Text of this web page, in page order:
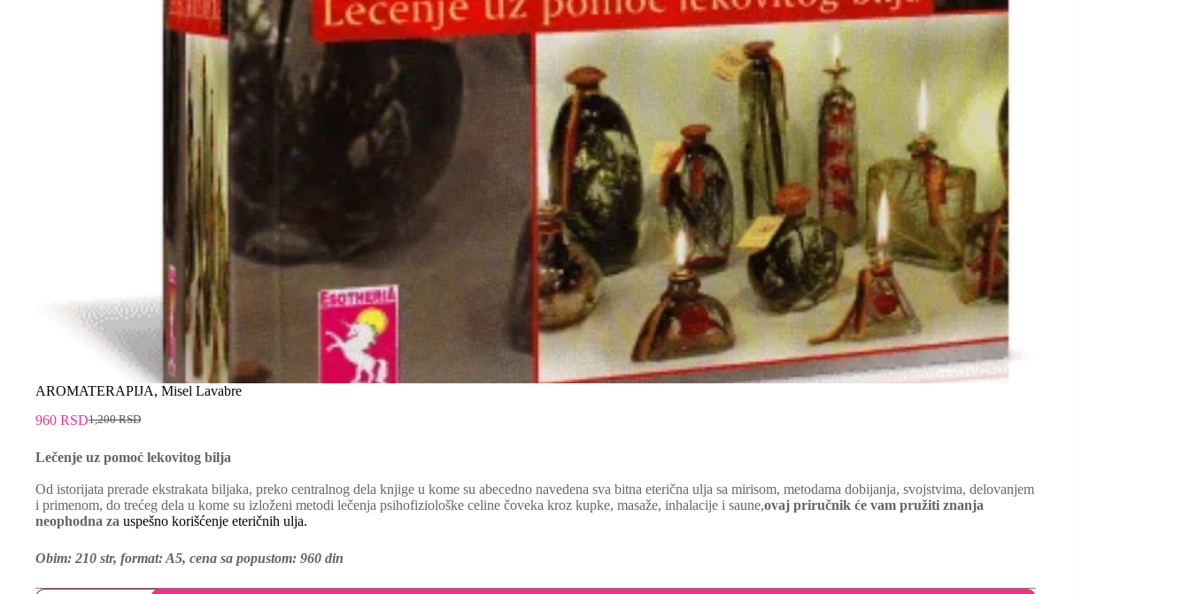
AROMATERAPIJA, Misel Lavabre
1,200RSD
960 RSD
Lečenje uz pomoć lekovitog bilja
Od istorijata prerade ekstrakata biljaka, preko centralnog dela knjige u kome su abecedno navedena sva bitna eterična ulja sa mirisom, metodama dobijanja, svojstvima, delovanjem
i primenom, do trećeg dela u kome su izloženi metodi lečenja psihofiziološke celine čoveka kroz kupke, masaže, inhalacije i saune,ovaj priručnik će vam pružiti znanja
neophodna za uspešno korišćenje eteričnih ulja.
Obim: 210 str, format: A5, cena sa popustom: 960 din